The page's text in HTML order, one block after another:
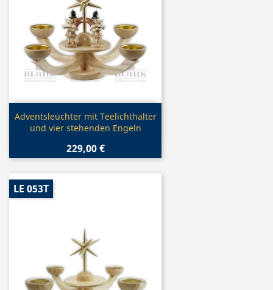
Vorschau
Adventsleuchter mit Teelichthalter
und vier stehenden Engeln
229,00 €
LE 053T